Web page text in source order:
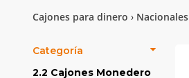
Cajones para dinero › Nacionales
Categoría
2.2 Cajones Monedero